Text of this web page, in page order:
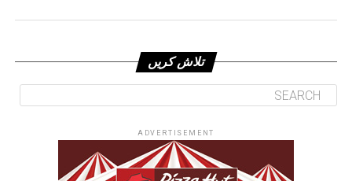
تلاش کریں
ADVERTISEMENT